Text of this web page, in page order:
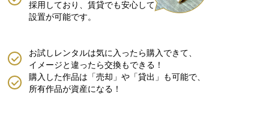
採用しており、賃貸でも安心して
設置が可能です。
購入した作品は「売却」や「貸出」も可能で、
所有作品が資産になる！
お試しレンタルは気に入ったら購入できて、
イメージと違ったら交換もできる！